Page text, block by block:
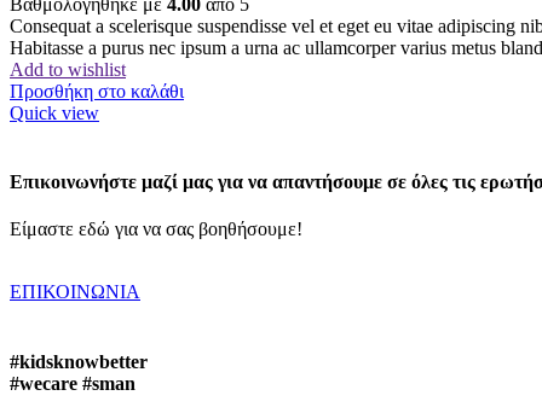
Βαθμολογήθηκε με 4.00 από 5
Consequat a scelerisque suspendisse vel et eget eu vitae adipiscing
Habitasse a purus nec ipsum a urna ac ullamcorper varius metus
Add to wishlist
Προσθήκη στο καλάθι
Quick view
Επικοινωνήστε μαζί μας για να απαντήσουμε σε όλες τις
Είμαστε εδώ για να σας βοηθήσουμε!
ΕΠΙΚΟΙΝΩΝΙΑ
#kidsknowbetter
#wecare #sman